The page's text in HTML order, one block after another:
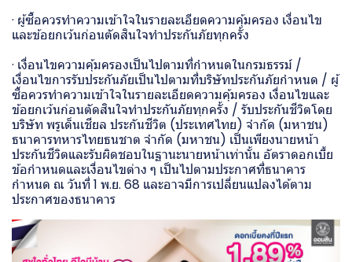
· ผู้ซื้อควรทำความเข้าใจในรายละเอียดความคุ้มครอง เงื่อนไข
และข้อยกเว้นก่อนตัดสินใจทำประกันภัยทุกครั้ง
· เงื่อนไขความคุ้มครองเป็นไปตามที่กำหนดในกรมธรรม์ /
เงื่อนไขการรับประกันภัยเป็นไปตามที่บริษัทประกันภัยกำหนด / ผู้
ซื้อควรทำความเข้าใจในรายละเอียดความคุ้มครอง เงื่อนไขและ
ข้อยกเว้นก่อนตัดสินใจทำประกันภัยทุกครั้ง / รับประกันชีวิตโดย
บริษัท พรูเด็นเชียล ประกันชีวิต (ประเทศไทย) จำกัด (มหาชน)
ธนาคารทหารไทยธนชาต จำกัด (มหาชน) เป็นเพียงนายหน้า
ประกันชีวิตและรับผิดชอบในฐานะนายหน้าเท่านั้น อัตราดอกเบี้ย
ข้อกำหนดและเงื่อนไขต่าง ๆ เป็นไปตามประกาศที่ธนาคาร
กำหนด ณ วันที่ 1 พ.ย. 68 และอาจมีการเปลี่ยนแปลงได้ตาม
ประกาศของธนาคาร